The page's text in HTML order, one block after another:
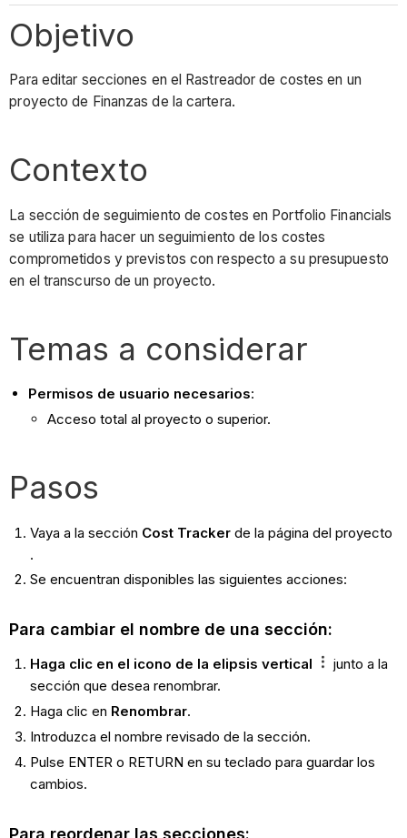
Objetivo
Para editar secciones en el Rastreador de costes en un
proyecto de Finanzas de la cartera.
Contexto
La sección de seguimiento de costes en Portfolio Financials
se utiliza para hacer un seguimiento de los costes
comprometidos y previstos con respecto a su presupuesto
en el transcurso de un proyecto.
Temas a considerar
Permisos de usuario necesarios:
Acceso total al proyecto o superior.
Pasos
Vaya a la sección Cost Trackerde la página del proyecto
.
Se encuentran disponibles las siguientes acciones:
Para cambiar el nombre de una sección:
Haga clic en el icono de la elipsis vertical
junto a la
sección que desea renombrar.
Haga clic en Renombrar.
Introduzca el nombre revisado de la sección.
Pulse ENTER o RETURN en su teclado para guardar los
cambios.
Para reordenar las secciones: